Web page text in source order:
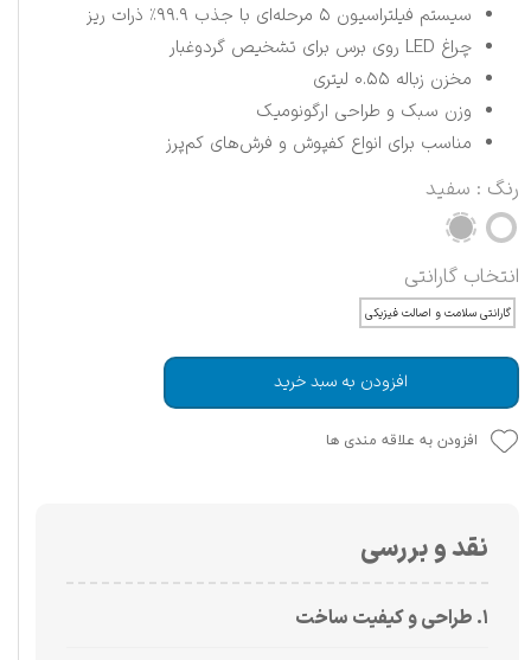
سیستم فیلتراسیون ۵ مرحله‌ای با جذب ۹۹.۹٪ ذرات ریز
چراغ LED روی برس برای تشخیص گردوغبار
مخزن زباله ۰.۵۵ لیتری
وزن سبک و طراحی ارگونومیک
مناسب برای انواع کفپوش و فرش‌های کم‌پرز
رنگ : سفید
انتخاب گارانتی
گارانتی سلامت و اصالت فیزیکی
افزودن به سبد خرید
افزودن به علاقه مندی ها
نقد و بررسی
۱. طراحی و کیفیت ساخت